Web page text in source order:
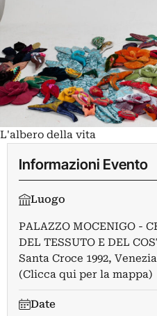
L'albero della vita
Informazioni Evento
Luogo
PALAZZO MOCENIGO -
DEL TESSUTO E DEL
Santa Croce 1992,
(Clicca qui per la mappa)
Date